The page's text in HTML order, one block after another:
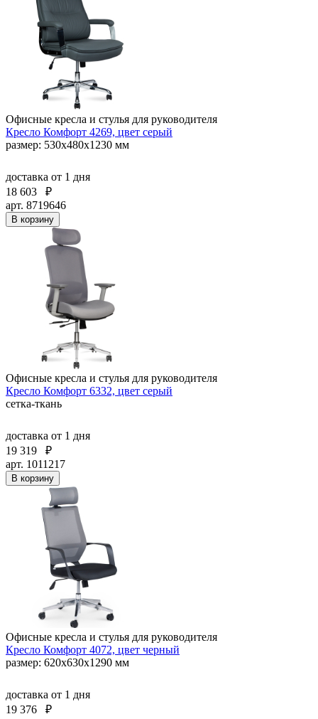
Офисные кресла и стулья для руководителя
Кресло Комфорт 4269, цвет серый
размер: 530х480х1230 мм
доставка от 1 дня
18 603
₽
арт. 8719646
В корзину
Офисные кресла и стулья для руководителя
Кресло Комфорт 6332, цвет серый
сетка-ткань
доставка от 1 дня
19 319
₽
арт. 1011217
В корзину
Офисные кресла и стулья для руководителя
Кресло Комфорт 4072, цвет черный
размер: 620х630х1290 мм
доставка от 1 дня
19 376
₽